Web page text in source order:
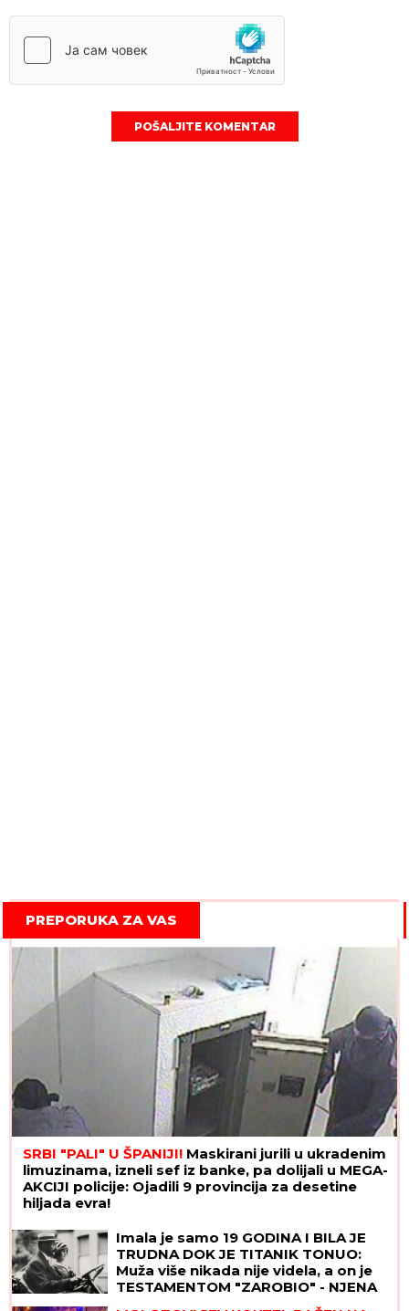
POŠALJITE KOMENTAR
PREPORUKA ZA VAS
SRBI "PALI" U ŠPANIJI! Maskirani jurili u ukradenim
limuzinama, izneli sef iz banke, pa dolijali u MEGA-
AKCIJI policije: Ojadili 9 provincija za desetine
hiljada evra!
"MENI JE OLUJA BILA ODMOR"
Tompsonova sramna izjava o vojnoj
operaciji - evo šta je pričao pre tri
decenije: "PUŠKU IZ RATA čuvam kao
suvenir"
Imala je samo 19 GODINA I BILA JE